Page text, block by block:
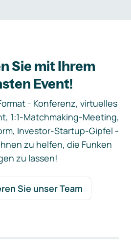
Sie mit Ihrem
Event!
- Konferenz, virtuelles
1:1-Matchmaking-Meeting,
Investor-Startup-Gipfel -
zu helfen, die Funken
zu lassen!
Sie unser Team